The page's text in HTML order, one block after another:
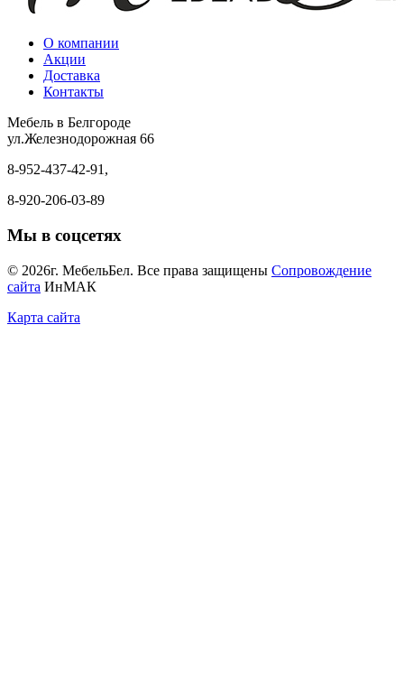
О компании
Акции
Доставка
Контакты
Мебель в Белгороде
ул.Железнодорожная 66
8-952-437-42-91,
8-920-206-03-89
Мы в соцсетях
© 2026г. МебельБел. Все права защищены Сопровождение
сайта ИнМАК
Карта сайта